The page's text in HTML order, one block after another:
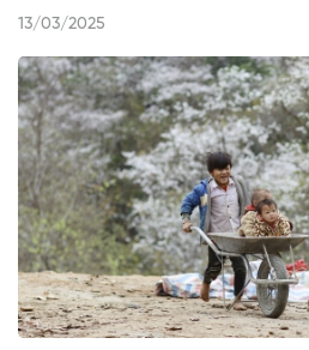
13/03/2025